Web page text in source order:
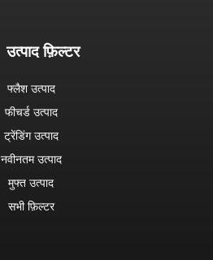
उत्पाद फ़िल्टर
फ्लैश उत्पाद
फीचर्ड उत्पाद
ट्रेंडिंग उत्पाद
नवीनतम उत्पाद
मुफ्त उत्पाद
सभी फ़िल्टर